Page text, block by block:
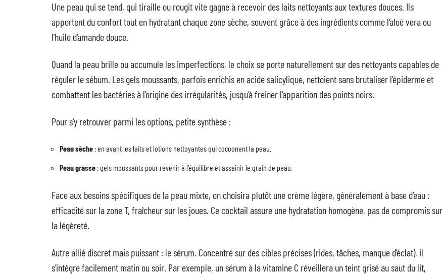
Une peau qui se tend, qui tiraille ou rougit vite gagne à recevoir des laits nettoyants aux textures douces. Ils
apportent du confort tout en hydratant chaque zone sèche, souvent grâce à des ingrédients comme l’aloé vera ou
l’huile d’amande douce.
Quand la peau brille ou accumule les imperfections, le choix se porte naturellement sur des nettoyants capables de
réguler le sébum. Les gels moussants, parfois enrichis en acide salicylique, nettoient sans brutaliser l’épiderme et
combattent les bactéries à l’origine des irrégularités, jusqu’à freiner l’apparition des points noirs.
Pour s’y retrouver parmi les options, petite synthèse :
Peau sèche : en avant les laits et lotions nettoyantes qui cocoonent la peau.
Peau grasse : gels moussants pour revenir à l’équilibre et assainir le grain de peau.
Face aux besoins spécifiques de la peau mixte, on choisira plutôt une crème légère, généralement à base d’eau :
efficacité sur la zone T, fraîcheur sur les joues. Ce cocktail assure une hydratation homogène, pas de compromis sur
la légèreté.
Autre allié discret mais puissant : le sérum. Concentré sur des cibles précises (rides, tâches, manque d’éclat), il
s’intègre facilement matin ou soir. Par exemple, un sérum à la vitamine C réveillera un teint grisé au saut du lit,